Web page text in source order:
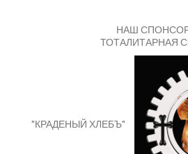
НАШ
ТОТАЛИТАРНАЯ
"КРАДЕНЫЙ ХЛЕБЪ"